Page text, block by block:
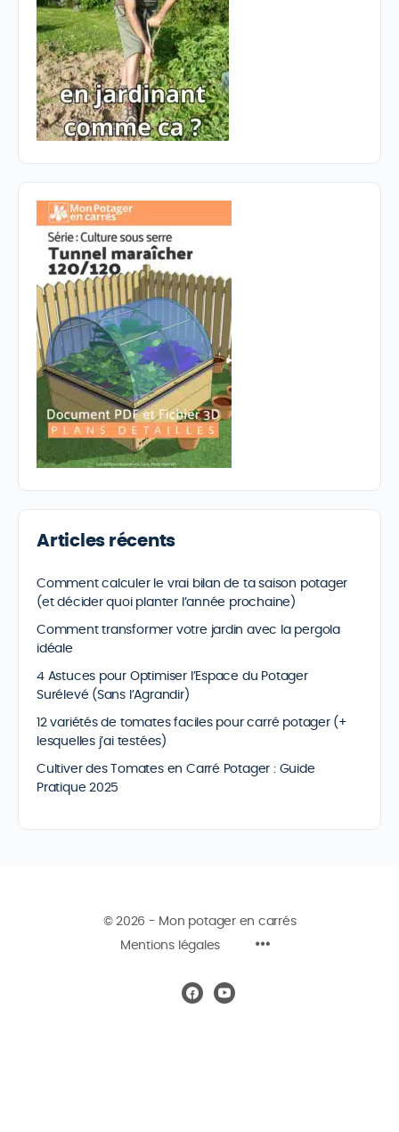
Articles récents
Comment calculer le vrai bilan de ta saison potager
(et décider quoi planter l’année prochaine)
Comment transformer votre jardin avec la pergola
idéale
4 Astuces pour Optimiser l’Espace du Potager
Surélevé (Sans l’Agrandir)
12 variétés de tomates faciles pour carré potager (+
lesquelles j’ai testées)
Cultiver des Tomates en Carré Potager : Guide
Pratique 2025
© 2026 - Mon potager en carrés
Mentions légales